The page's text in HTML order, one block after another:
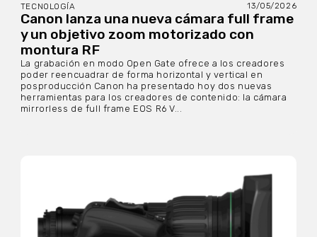
TECNOLOGÍA 13/05/2026
Canon lanza una nueva cámara full frame
y un objetivo zoom motorizado con
montura RF
La grabación en modo Open Gate ofrece a los creadores
poder reencuadrar de forma horizontal y vertical en
posproducción Canon ha presentado hoy dos nuevas
herramientas para los creadores de contenido: la cámara
mirrorless de full frame EOS R6 V...